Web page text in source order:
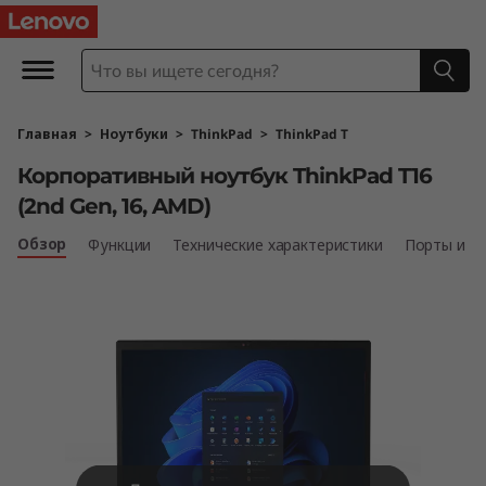
К
р
п
о
р
Главная > Ноутбуки > ThinkPad > ThinkPad T
Корпоративный ноутбук ThinkPad T16
(2nd Gen, 16, AMD)
Обзор Функции Технические характеристики Порты и